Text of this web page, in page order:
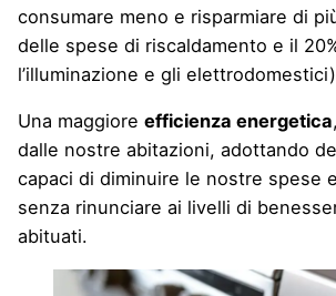
consumare meno e risparmiare di
delle spese di riscaldamento e il
l’illuminazione e gli
Una maggiore efficienza energetica
dalle nostre abitazioni, adottando
capaci di diminuire le nostre spese
senza rinunciare ai livelli di
abituati.